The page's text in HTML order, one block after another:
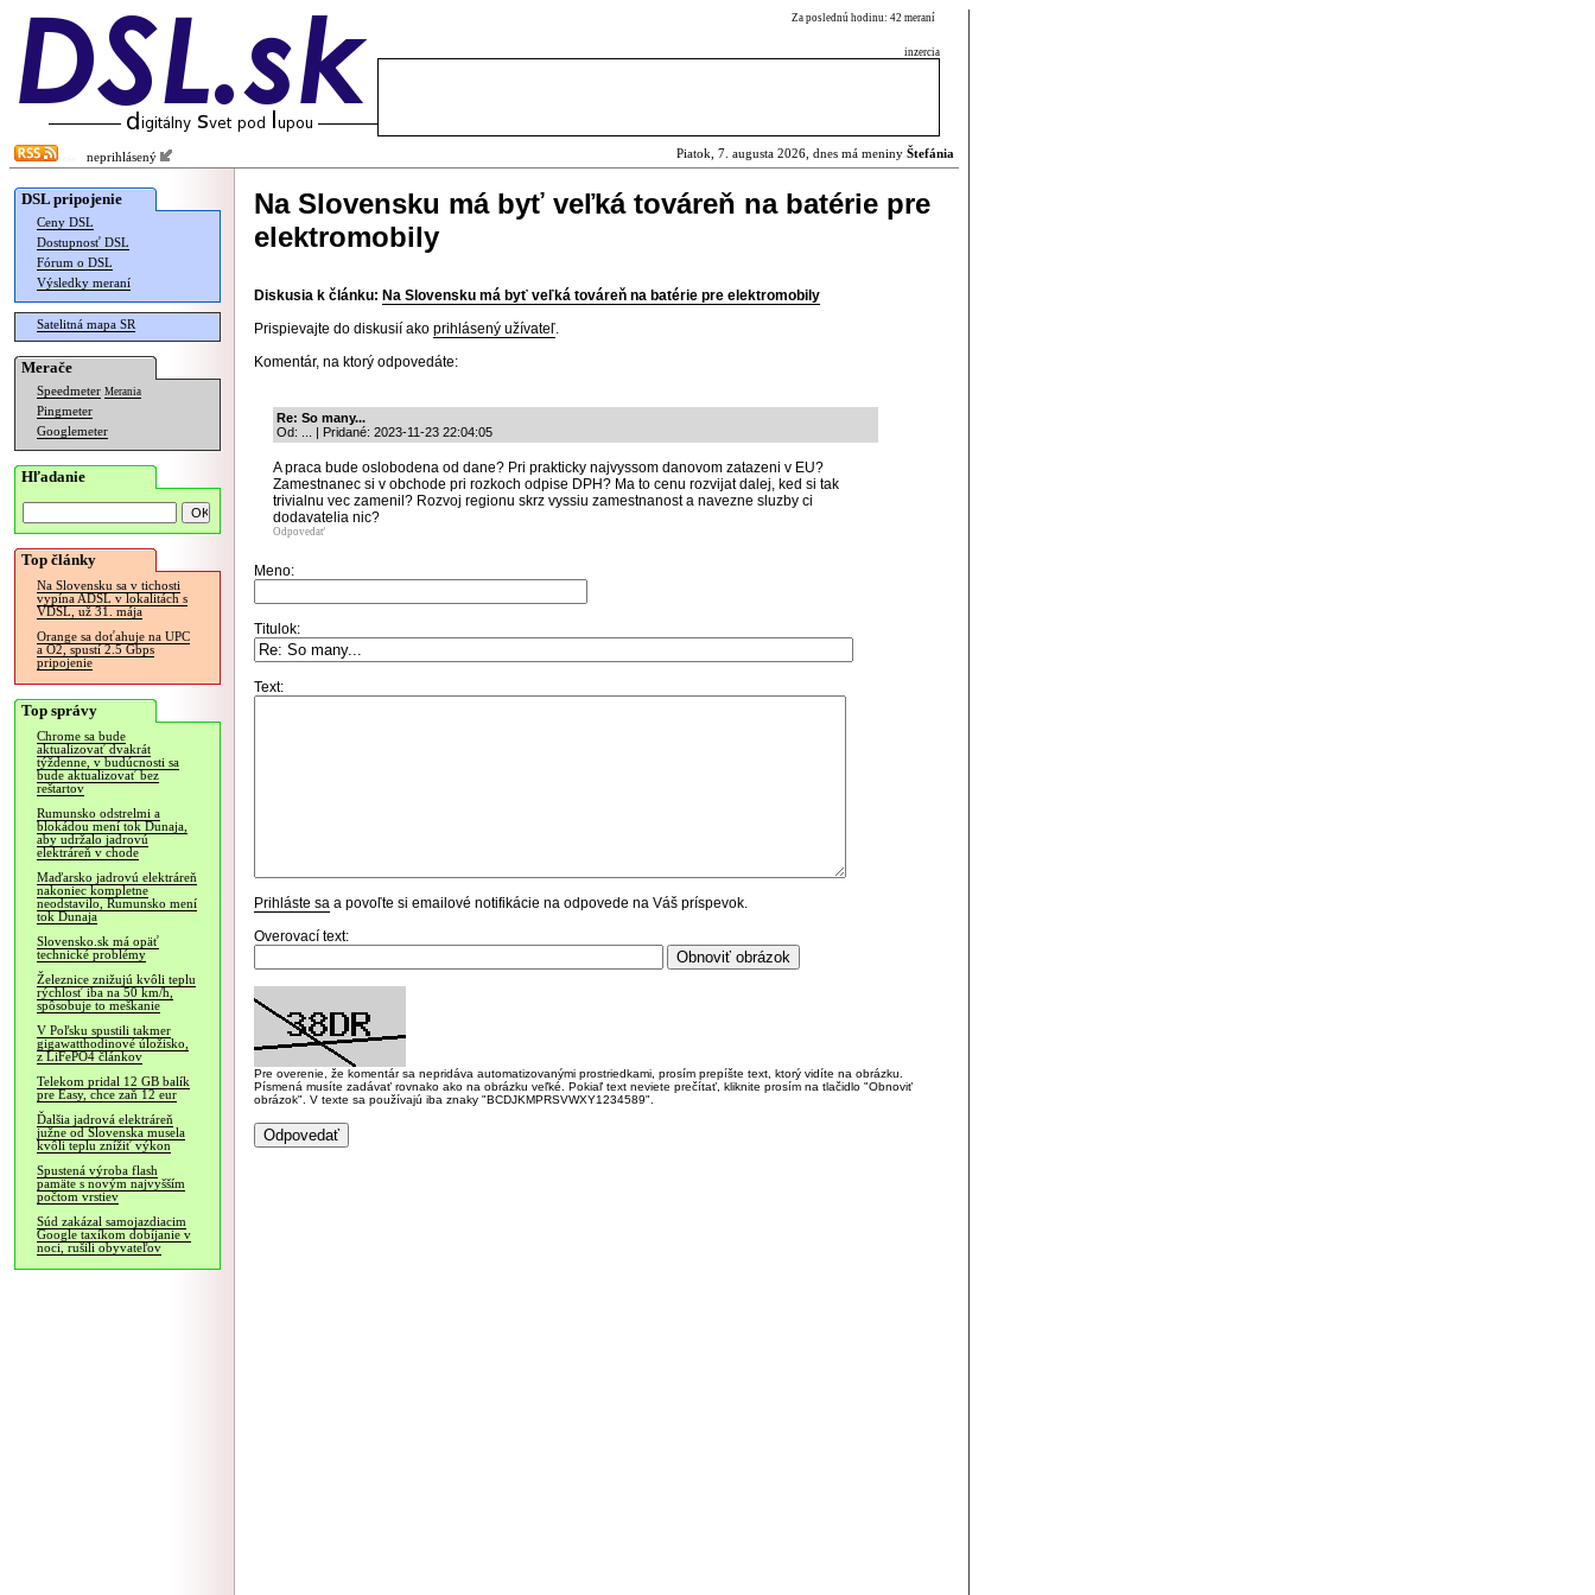
Za poslednú hodinu: 42 meraní
inzercia
neprihlásený Piatok, 7. augusta 2026, dnes má meniny Štefánia
DSL pripojenie
Ceny DSL
Dostupnosť DSL
Fórum o DSL
Výsledky meraní
Satelitná mapa SR
Merače
Speedmeter Merania
Pingmeter
Googlemeter
Hľadanie
Top články
Na Slovensku sa v tichosti
vypína ADSL v lokalitách s
VDSL, už 31. mája
Orange sa doťahuje na UPC
a O2, spustí 2.5 Gbps
pripojenie
Top správy
Chrome sa bude
aktualizovať dvakrát
týždenne, v budúcnosti sa
bude aktualizovať bez
reštartov
Rumunsko odstrelmi a
blokádou mení tok Dunaja,
aby udržalo jadrovú
elektráreň v chode
Maďarsko jadrovú elektráreň
nakoniec kompletne
neodstavilo, Rumunsko mení
tok Dunaja
Slovensko.sk má opäť
technické problémy
Železnice znižujú kvôli teplu
rýchlosť iba na 50 km/h,
spôsobuje to meškanie
V Poľsku spustili takmer
gigawatthodinové úložisko,
z LiFePO4 článkov
Telekom pridal 12 GB balík
pre Easy, chce zaň 12 eur
Ďalšia jadrová elektráreň
južne od Slovenska musela
kvôli teplu znížiť výkon
Spustená výroba flash
pamäte s novým najvyšším
počtom vrstiev
Súd zakázal samojazdiacim
Google taxíkom dobíjanie v
noci, rušili obyvateľov
Na Slovensku má byť veľká továreň na batérie pre
elektromobily
Diskusia k článku: Na Slovensku má byť veľká továreň na batérie pre elektromobily
Prispievajte do diskusií ako prihlásený užívateľ.
Komentár, na ktorý odpovedáte:
Re: So many...
Od: ... | Pridané: 2023-11-23 22:04:05
A praca bude oslobodena od dane? Pri prakticky najvyssom danovom zatazeni v EU?
Zamestnanec si v obchode pri rozkoch odpise DPH? Ma to cenu rozvijat dalej, ked si tak
trivialnu vec zamenil? Rozvoj regionu skrz vyssiu zamestnanost a navezne sluzby ci
dodavatelia nic?
Odpovedať
Meno:
Titulok:
Text:
Prihláste sa a povoľte si emailové notifikácie na odpovede na Váš príspevok.
Overovací text:
Pre overenie, že komentár sa nepridáva automatizovanými prostriedkami, prosím prepíšte text, ktorý vidíte na obrázku.
Písmená musíte zadávať rovnako ako na obrázku veľké. Pokiaľ text neviete prečítať, kliknite prosím na tlačidlo "Obnoviť
obrázok". V texte sa používajú iba znaky "BCDJKMPRSVWXY1234589".